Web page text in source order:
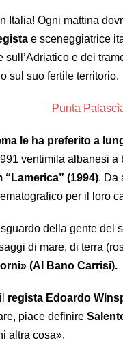
Italia! Ogni mattina
e sceneggiatrice
e dei
sul suo fertile territorio.
le ha preferito a
ventimila albanesi
(1994). Da
per il loro
della gente
di mare, di terra
(Al Bano Carrisi).
regista Edoardo
piace definire
altra cosa».